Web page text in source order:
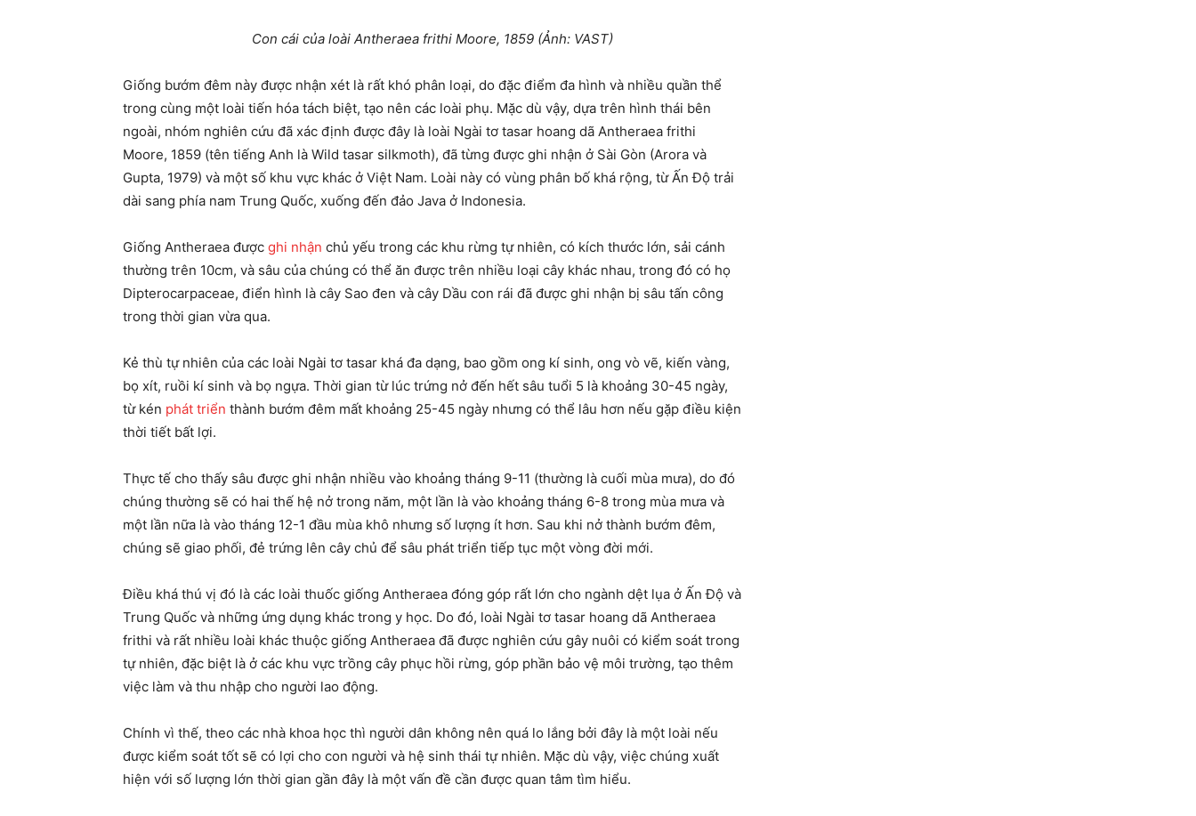
Con cái của loài Antheraea frithi Moore, 1859 (Ảnh: VAST)
Giống bướm đêm này được nhận xét là rất khó phân loại, do đặc điểm đa hình và nhiều quần thể
trong cùng một loài tiến hóa tách biệt, tạo nên các loài phụ. Mặc dù vậy, dựa trên hình thái bên
ngoài, nhóm nghiên cứu đã xác định được đây là loài Ngài tơ tasar hoang dã Antheraea frithi
Moore, 1859 (tên tiếng Anh là Wild tasar silkmoth), đã từng được ghi nhận ở Sài Gòn (Arora và
Gupta, 1979) và một số khu vực khác ở Việt Nam. Loài này có vùng phân bố khá rộng, từ Ấn Độ trải
dài sang phía nam Trung Quốc, xuống đến đảo Java ở Indonesia.
Giống Antheraea được ghi nhận chủ yếu trong các khu rừng tự nhiên, có kích thước lớn, sải cánh
thường trên 10cm, và sâu của chúng có thể ăn được trên nhiều loại cây khác nhau, trong đó có họ
Dipterocarpaceae, điển hình là cây Sao đen và cây Dầu con rái đã được ghi nhận bị sâu tấn công
trong thời gian vừa qua.
Kẻ thù tự nhiên của các loài Ngài tơ tasar khá đa dạng, bao gồm ong kí sinh, ong vò vẽ, kiến vàng,
bọ xít, ruồi kí sinh và bọ ngựa. Thời gian từ lúc trứng nở đến hết sâu tuổi 5 là khoảng 30-45 ngày,
từ kén phát triển thành bướm đêm mất khoảng 25-45 ngày nhưng có thể lâu hơn nếu gặp điều kiện
thời tiết bất lợi.
Thực tế cho thấy sâu được ghi nhận nhiều vào khoảng tháng 9-11 (thường là cuối mùa mưa), do đó
chúng thường sẽ có hai thế hệ nở trong năm, một lần là vào khoảng tháng 6-8 trong mùa mưa và
một lần nữa là vào tháng 12-1 đầu mùa khô nhưng số lượng ít hơn. Sau khi nở thành bướm đêm,
chúng sẽ giao phối, đẻ trứng lên cây chủ để sâu phát triển tiếp tục một vòng đời mới.
Điều khá thú vị đó là các loài thuốc giống Antheraea đóng góp rất lớn cho ngành dệt lụa ở Ấn Độ và
Trung Quốc và những ứng dụng khác trong y học. Do đó, loài Ngài tơ tasar hoang dã Antheraea
frithi và rất nhiều loài khác thuộc giống Antheraea đã được nghiên cứu gây nuôi có kiểm soát trong
tự nhiên, đặc biệt là ở các khu vực trồng cây phục hồi rừng, góp phần bảo vệ môi trường, tạo thêm
việc làm và thu nhập cho người lao động.
Chính vì thế, theo các nhà khoa học thì người dân không nên quá lo lắng bởi đây là một loài nếu
được kiểm soát tốt sẽ có lợi cho con người và hệ sinh thái tự nhiên. Mặc dù vậy, việc chúng xuất
hiện với số lượng lớn thời gian gần đây là một vấn đề cần được quan tâm tìm hiểu.